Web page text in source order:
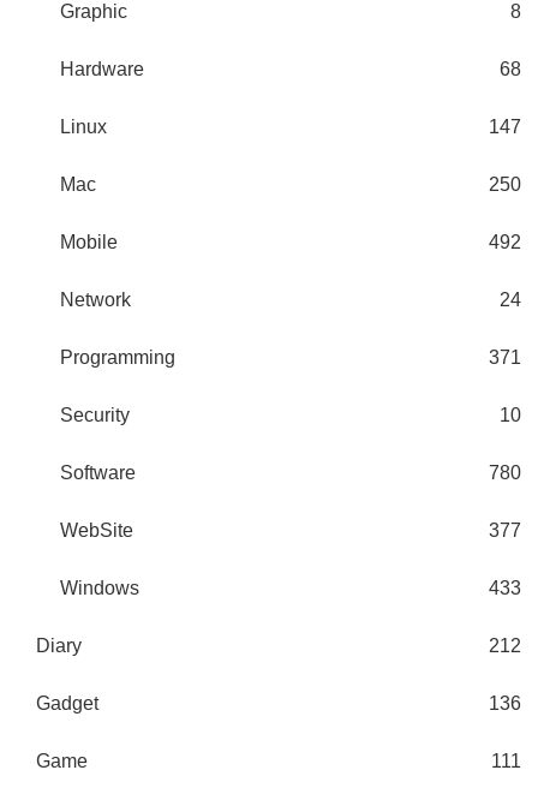
Graphic 8
Hardware 68
Linux 147
Mac 250
Mobile 492
Network 24
Programming 371
Security 10
Software 780
WebSite 377
Windows 433
Diary 212
Gadget 136
Game 111